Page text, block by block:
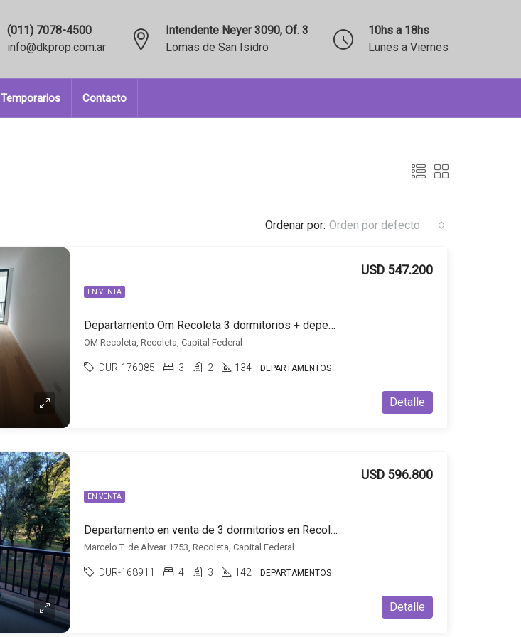
(011) 7078-4500
info@dkprop.com.ar
Intendente Neyer 3090, Of. 3
Lomas de San Isidro
10hs a 18hs
Lunes a Viernes
Temporarios Contacto
Ordenar por: Orden por defecto
EN VENTA
Departamento Om Recoleta 3 dormitorios + dependencia + cochera opcional
USD 547.200
OM Recoleta, Recoleta, Capital Federal
DUR-176085 3 2 134 DEPARTAMENTOS
Detalle
EN VENTA
Departamento en venta de 3 dormitorios en Recoleta
USD 596.800
Marcelo T. de Alvear 1753, Recoleta, Capital Federal
DUR-168911 4 3 142 DEPARTAMENTOS
Detalle